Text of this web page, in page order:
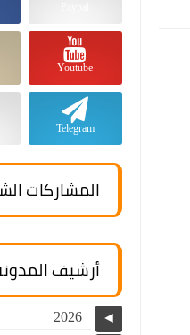
Youtube
Telegram
المشاركات
أرشيف
◄
2026